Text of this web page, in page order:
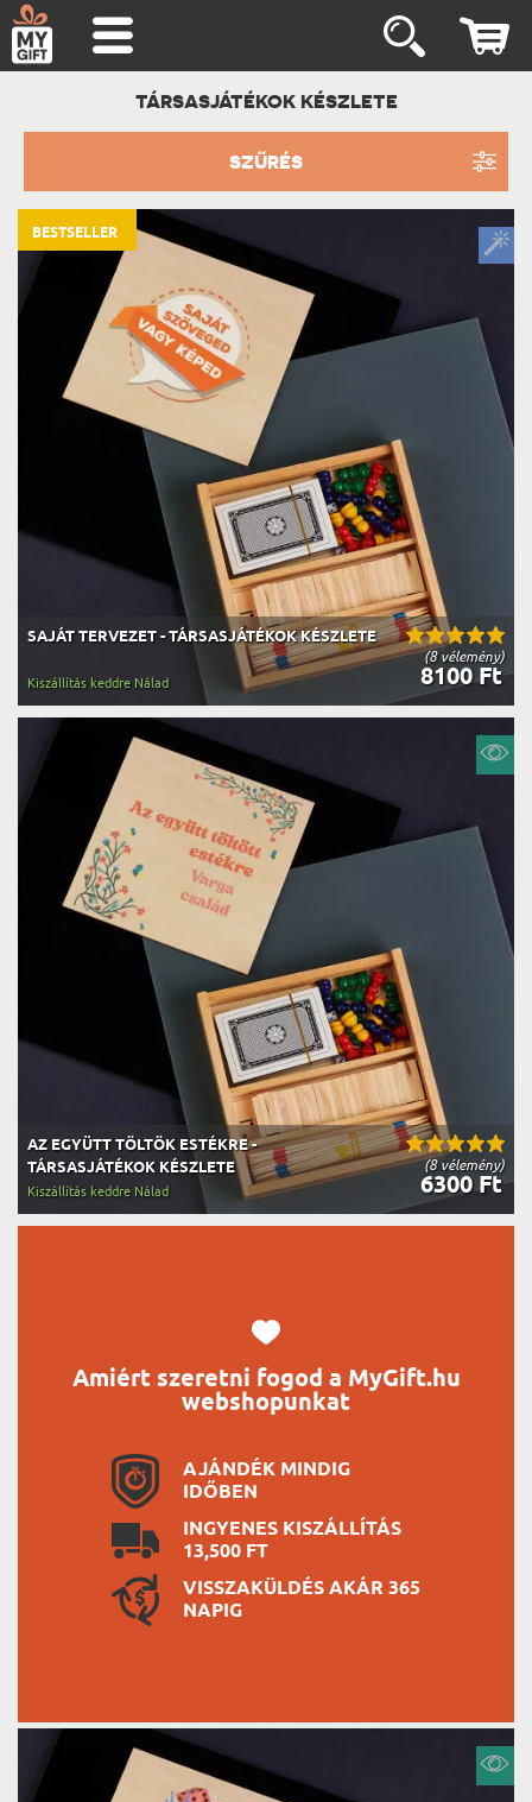
TÁRSASJÁTÉKOK KÉSZLETE
SZŰRÉS
(8 vélemény)
SAJÁT TERVEZET - TÁRSASJÁTÉKOK KÉSZLETE
8100 Ft
Kiszállítás keddre Nálad
BESTSELLER
(8 vélemény)
AZ EGYÜTT TÖLTÖK ESTÉKRE -
TÁRSASJÁTÉKOK KÉSZLETE
6300 Ft
Kiszállítás keddre Nálad
Amiért szeretni fogod a MyGift.hu
webshopunkat
AJÁNDÉK MINDIG
IDŐBEN
INGYENES KISZÁLLÍTÁS
13,500 FT
VISSZAKÜLDÉS AKÁR 365
NAPIG